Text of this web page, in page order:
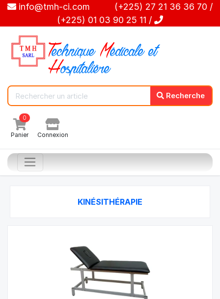
info@tmh-ci.com (+225) 27 21 36 36 70 /
(+225) 01 03 90 25 11 /
TechniqueMédicale et
Hospitalière
Recherche
0
Panier Connexion
KINÉSITHÉRAPIE